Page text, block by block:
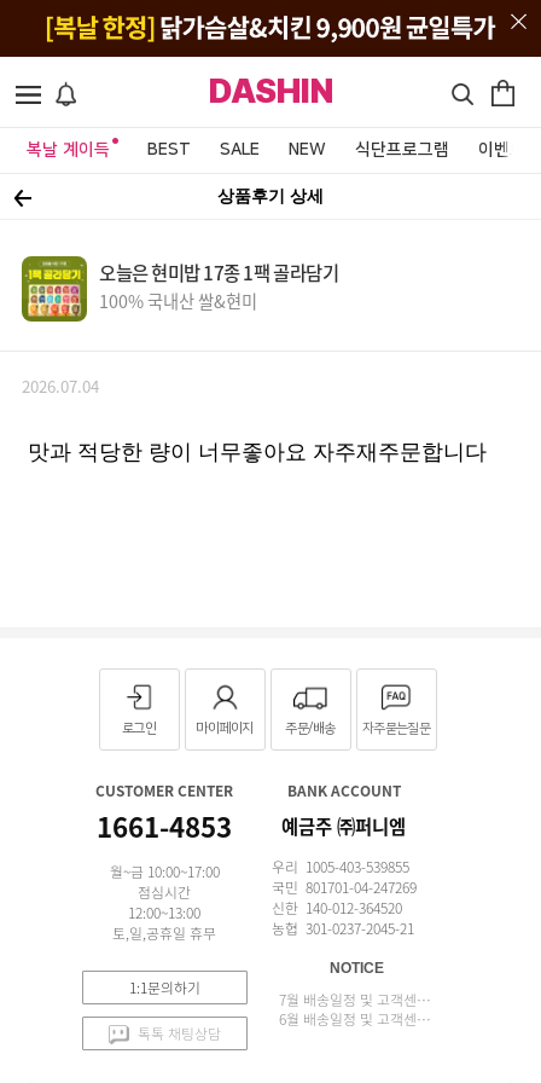
DASHIN
복날 계이득 BEST SALE NEW 식단프로그램 이벤트&
상품후기 상세
오늘은 현미밥 17종 1팩 골라담기
100% 국내산 쌀&현미
2026.07.04
맛과 적당한 량이 너무좋아요 자주재주문합니다
로그인 마이페이지 주문/배송 자주묻는질문
CUSTOMER CENTER
1661-4853
월~금 10:00~17:00
점심시간
12:00~13:00
토,일,공휴일 휴무
1:1문의하기
톡톡 채팅상담
BANK ACCOUNT
예금주 ㈜퍼니엠
우리 1005-403-539855
국민 801701-04-247269
신한 140-012-364520
농협 301-0237-2045-21
NOTICE
7월 배송일정 및 고객센터 업무 안내
6월 배송일정 및 고객센터 업무 안내